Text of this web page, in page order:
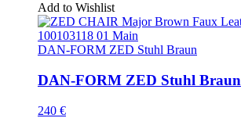
Add to Wishlist
DAN-FORM ZED Stuhl Braun
DAN-FORM ZED Stuhl Braun
240 €